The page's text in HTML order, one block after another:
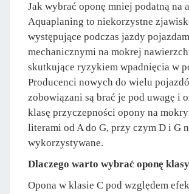
Jak wybrać oponę mniej podatną na
Aquaplaning to niekorzystne
występujące podczas jazdy
mechanicznymi na mokrej
skutkujące ryzykiem wpadnięcia w
Producenci nowych do wielu
zobowiązani są brać je pod uwagę i
klasę przyczepności opony na
literami od A do G, przy czym D i G
wykorzystywane.
Dlaczego warto wybrać oponę
Opona w klasie C pod względem